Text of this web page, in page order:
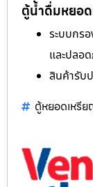
ตู้น้ำดื่มหยอ
ระบบกร
และปลอ
สินค้ารับ
ตู้หยอดเหรี